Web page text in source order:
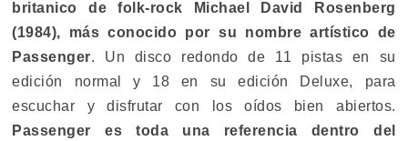
britanico de folk-rock Michael David Rosenberg
(1984), más conocido por su nombre artístico de
Passenger. Un disco redondo de 11 pistas en su
edición normal y 18 en su edición Deluxe, para
escuchar y disfrutar con los oídos bien abiertos.
Passenger es toda una referencia dentro del